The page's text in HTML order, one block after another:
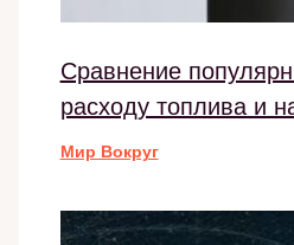
Сравнение
расходу топлива и
Мир Вокруг